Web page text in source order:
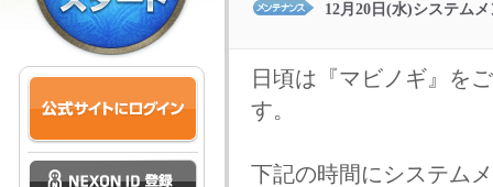
12月20日(水)システム
日頃は『マビノギ』を
す。
下記の時間にシステム